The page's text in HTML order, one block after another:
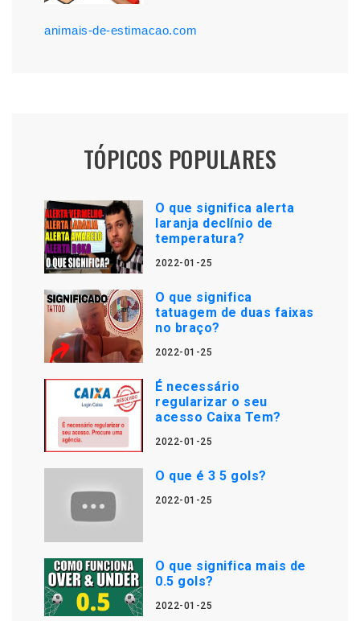
animais-de-estimacao.com
TÓPICOS POPULARES
O que significa alerta
laranja declínio de
temperatura?
2022-01-25
O que significa
tatuagem de duas faixas
no braço?
2022-01-25
É necessário
regularizar o seu
acesso Caixa Tem?
2022-01-25
O que é 3 5 gols?
2022-01-25
O que significa mais de
0.5 gols?
2022-01-25